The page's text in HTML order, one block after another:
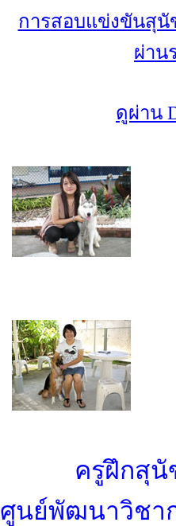
การสอบแข่งขันสุนั
ผ่าน
ดูผ่าน
ครูฝึกสุนั
ศูนย์พัฒนาวิชา